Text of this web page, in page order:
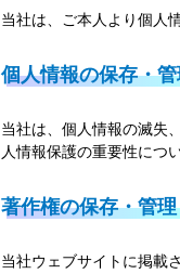
当社は、ご本人より個人
個人情報の保存・
当社は、個人情報の滅失
人情報保護の重要性につ
著作権の保存・管理
当社ウェブサイトに掲載